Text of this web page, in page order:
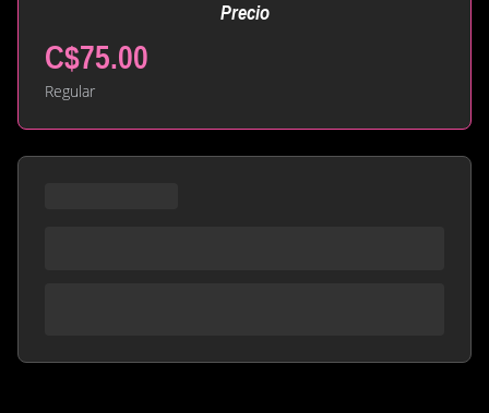
Precio
C$75.00
Regular